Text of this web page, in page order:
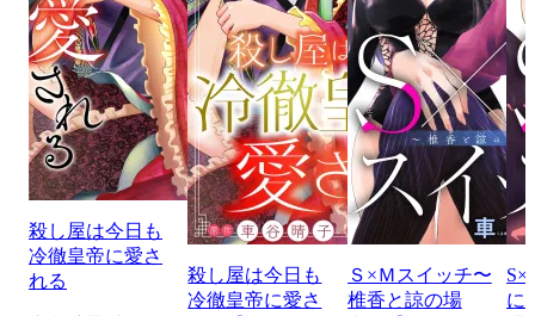
殺し屋は今日も
冷徹皇帝に愛さ
れる
殺し屋は今日も
冷徹皇帝に愛さ
Ｓ×Ｍスイッチ〜
椎香と諒の場
に